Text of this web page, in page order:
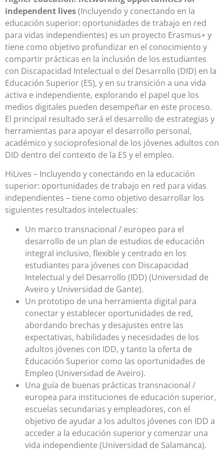
independent lives(Incluyendo y conectando en la
educación superior: oportunidades de trabajo en red
para vidas independientes) es un proyecto Erasmus+ y
tiene como objetivo profundizar en el conocimiento y
compartir prácticas en la inclusión de los estudiantes
con Discapacidad Intelectual o del Desarrollo (DID) en la
Educación Superior (ES), y en su transición a una vida
activa e independiente, explorando el papel que los
medios digitales pueden desempeñar en este proceso.
El principal resultado será el desarrollo de estrategias y
herramientas para apoyar el desarrollo personal,
académico y socioprofesional de los jóvenes adultos con
DID dentro del contexto de la ES y el empleo.
HiLives – Incluyendo y conectando en la educación
superior: oportunidades de trabajo en red para vidas
independientes – tiene como objetivo desarrollar los
siguientes resultados intelectuales:
Un marco transnacional / europeo para el
desarrollo de un plan de estudios de educación
integral inclusivo, flexible y centrado en los
estudiantes para jóvenes con Discapacidad
Intelectual y del Desarrollo (IDD) (Universidad de
Aveiro y Universidad de Gante).
Un prototipo de una herramienta digital para
conectar y establecer oportunidades de red,
abordando brechas y desajustes entre las
expectativas, habilidades y necesidades de los
adultos jóvenes con IDD, y tanto la oferta de
Educación Superior como las oportunidades de
Empleo (Universidad de Aveiro).
Una guía de buenas prácticas transnacional /
europea para instituciones de educación superior,
escuelas secundarias y empleadores, con el
objetivo de ayudar a los adultos jóvenes con IDD a
acceder a la educación superior y comenzar una
vida independiente (Universidad de Salamanca).